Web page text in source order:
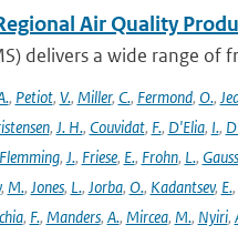
Air Quality
delivers a wide range of
, Petiot, V., Miller, C., Fermond, O.,
, J. H., Couvidat, F., D'Elia, I.,
Flemming, J., Friese, E., Frohn, L., Gauss
, M., Jones, L., Jorba, O., Kadantsev, E.,
, F., Manders, A., Mircea, M., Nyiri,